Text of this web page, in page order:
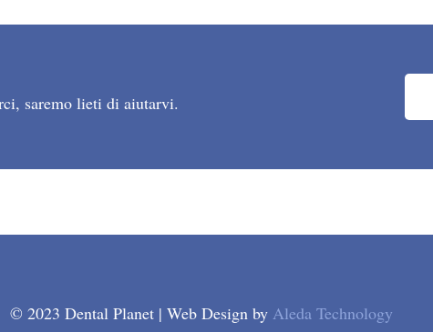
saremo lieti di aiutarvi.
© 2023 Dental Planet | Web Design by Aleda Technology